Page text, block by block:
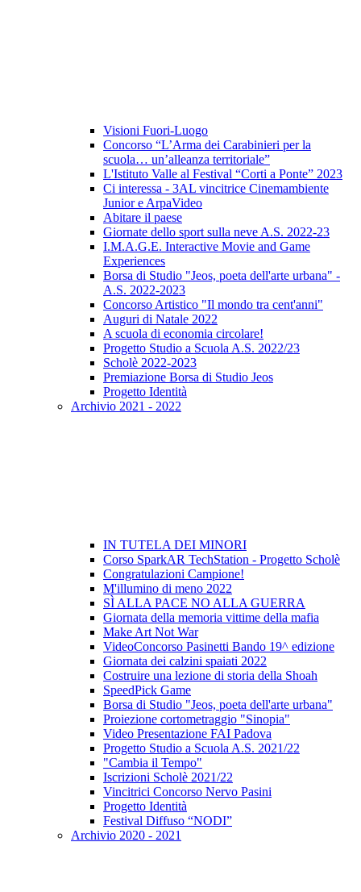
Visioni Fuori-Luogo
Concorso “L’Arma dei Carabinieri per la
scuola… un’alleanza territoriale”
L'Istituto Valle al Festival “Corti a Ponte” 2023
Ci interessa - 3AL vincitrice Cinemambiente
Junior e ArpaVideo
Abitare il paese
Giornate dello sport sulla neve A.S. 2022-23
I.M.A.G.E. Interactive Movie and Game
Experiences
Borsa di Studio "Jeos, poeta dell'arte urbana" -
A.S. 2022-2023
Concorso Artistico "Il mondo tra cent'anni"
Auguri di Natale 2022
A scuola di economia circolare!
Progetto Studio a Scuola A.S. 2022/23
Scholè 2022-2023
Premiazione Borsa di Studio Jeos
Progetto Identità
Archivio 2021 - 2022
IN TUTELA DEI MINORI
Corso SparkAR TechStation - Progetto Scholè
Congratulazioni Campione!
M'illumino di meno 2022
SÌ ALLA PACE NO ALLA GUERRA
Giornata della memoria vittime della mafia
Make Art Not War
VideoConcorso Pasinetti Bando 19^ edizione
Giornata dei calzini spaiati 2022
Costruire una lezione di storia della Shoah
SpeedPick Game
Borsa di Studio "Jeos, poeta dell'arte urbana"
Proiezione cortometraggio "Sinopia"
Video Presentazione FAI Padova
Progetto Studio a Scuola A.S. 2021/22
"Cambia il Tempo"
Iscrizioni Scholè 2021/22
Vincitrici Concorso Nervo Pasini
Progetto Identità
Festival Diffuso “NODI”
Archivio 2020 - 2021